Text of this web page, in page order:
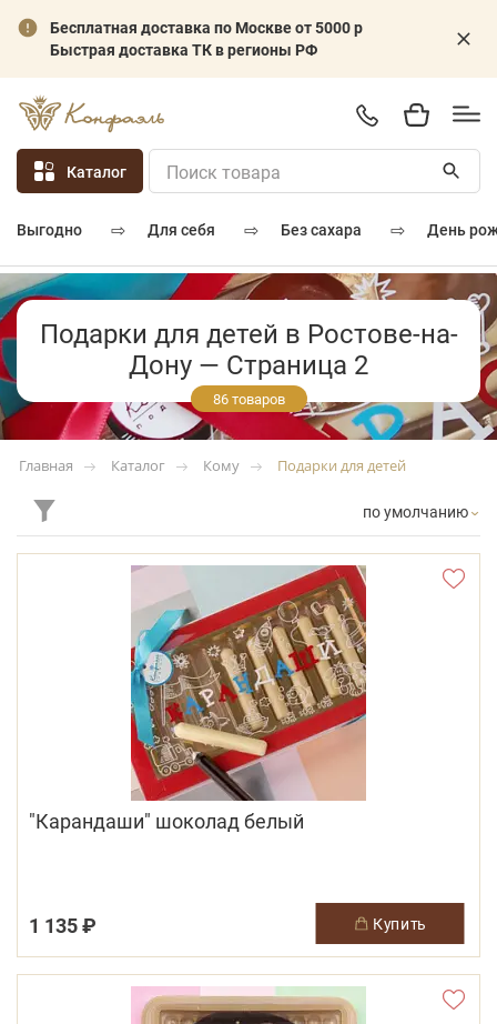
Бесплатная доставка по Москве от 5000 р
Быстрая доставка ТК в регионы РФ
Каталог
выгодно ⇨ для себя ⇨ без сахара ⇨ день
Подарки для детей в Ростове-на-
Дону — Страница 2
86 товаров
Главная Каталог Кому Подарки для детей
по умолчанию
"Карандаши" шоколад белый
1 135 ₽ купить